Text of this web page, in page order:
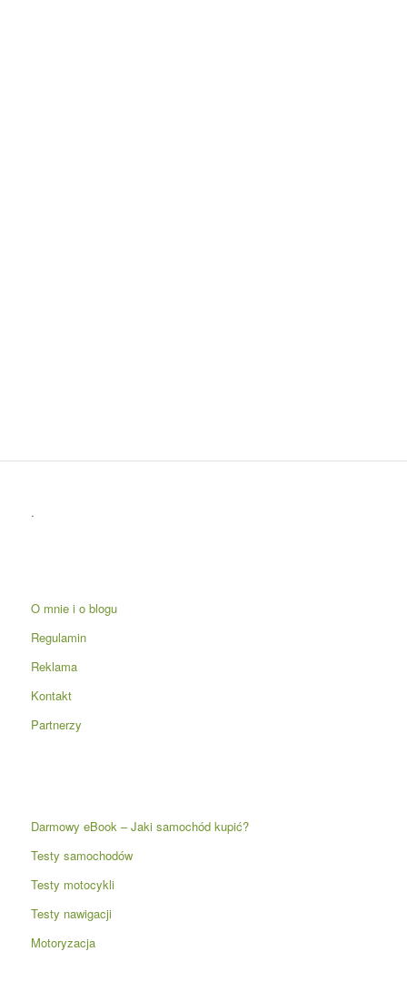
.
O mnie i o blogu
Regulamin
Reklama
Kontakt
Partnerzy
Darmowy eBook – Jaki samochód kupić?
Testy samochodów
Testy motocykli
Testy nawigacji
Motoryzacja